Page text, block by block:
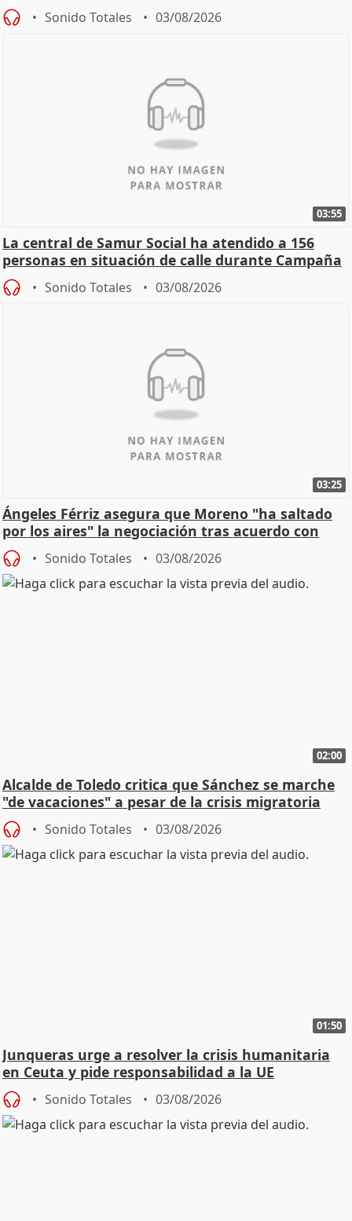
Sonido Totales 03/08/2026
03:55
La central de Samur Social ha atendido a 156
personas en situación de calle durante Campaña
de Calor
Sonido Totales 03/08/2026
03:25
Ángeles Férriz asegura que Moreno "ha saltado
por los aires" la negociación tras acuerdo con
SMA
Sonido Totales 03/08/2026
02:00
Alcalde de Toledo critica que Sánchez se marche
"de vacaciones" a pesar de la crisis migratoria
Sonido Totales 03/08/2026
01:50
Junqueras urge a resolver la crisis humanitaria
en Ceuta y pide responsabilidad a la UE
Sonido Totales 03/08/2026